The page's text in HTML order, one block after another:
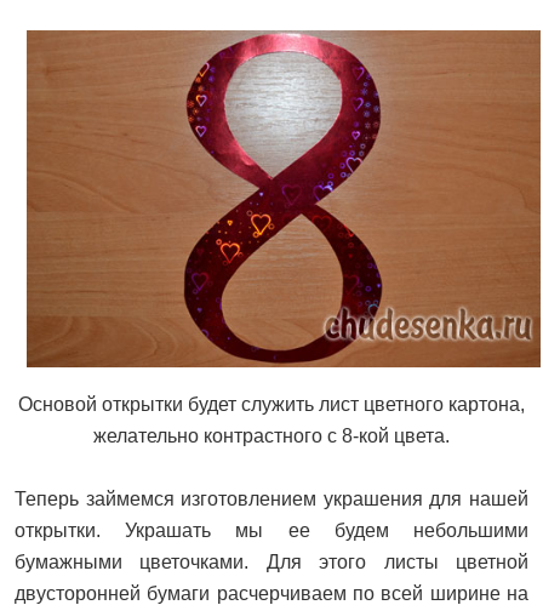
Основой открытки будет служить лист цветного картона,
желательно контрастного с 8-кой цвета.
Теперь займемся изготовлением украшения для нашей
открытки. Украшать мы ее будем небольшими
бумажными цветочками. Для этого листы цветной
двусторонней бумаги расчерчиваем по всей ширине на